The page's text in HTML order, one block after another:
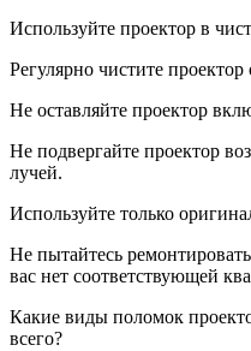
Используйте проектор в
Регулярно чистите
Не оставляйте проектор
Не подвергайте проектор
лучей.
Используйте только
Не пытайтесь
вас нет соответствующей
Какие виды поломок
всего?